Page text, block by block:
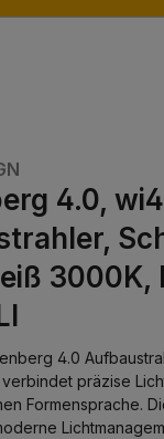
4.0,
3000K,
4.0
präzise
Formensprache.